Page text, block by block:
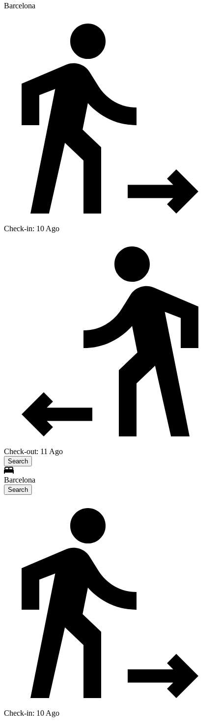
Barcelona
Check-in: 10 Ago
Check-out: 11 Ago
Search
Barcelona
Search
Check-in: 10 Ago